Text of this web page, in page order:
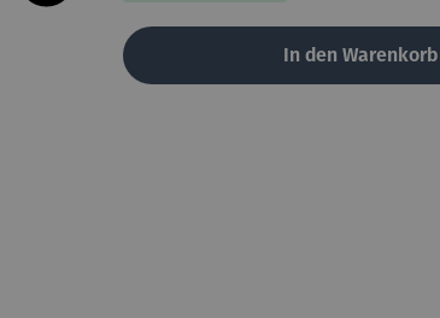
In den Warenkorb